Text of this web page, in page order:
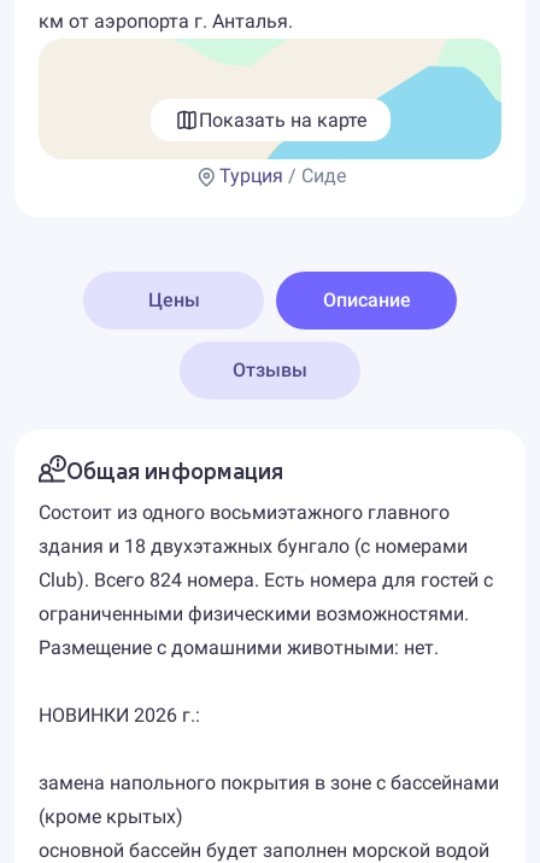
км от аэропорта г. Анталья.
Показать на карте
Турция / Сиде
Цены Описание
Отзывы
Общая информация
Состоит из одного восьмиэтажного главного
здания и 18 двухэтажных бунгало (с номерами
Club). Всего 824 номера. Есть номера для гостей с
ограниченными физическими возможностями.
Размещение с домашними животными: нет.
НОВИНКИ 2026 г.:
замена напольного покрытия в зоне с бассейнами
(кроме крытых)
основной бассейн будет заполнен морской водой